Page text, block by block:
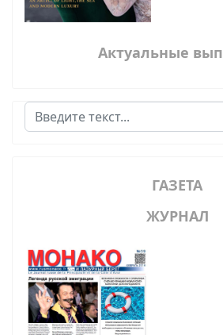
Актуальные
Поиск
ГАЗЕТА
ЖУРНАЛ